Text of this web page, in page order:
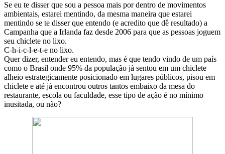
Se eu te disser que sou a pessoa mais por dentro de movimentos
ambientais, estarei mentindo, da mesma maneira que estarei
mentindo se te disser que entendo (e acredito que dê resultado) a
Campanha que a Irlanda faz desde 2006 para que as pessoas joguem
seu chiclete no lixo.
C-h-i-c-l-e-t-e no lixo.
Quer dizer, entender eu entendo, mas é que tendo vindo de um país
como o Brasil onde 95% da população já sentou em um chiclete
alheio estrategicamente posicionado em lugares públicos, pisou em
chiclete e até já encontrou outros tantos embaixo da mesa do
restaurante, escola ou faculdade, esse tipo de ação é no mínimo
inusitada, ou não?